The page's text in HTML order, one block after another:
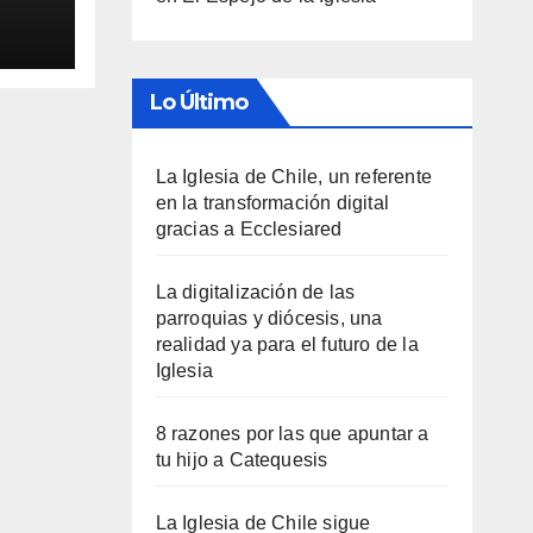
Lo Último
La Iglesia de Chile, un referente
en la transformación digital
gracias a Ecclesiared
La digitalización de las
parroquias y diócesis, una
realidad ya para el futuro de la
Iglesia
8 razones por las que apuntar a
tu hijo a Catequesis
La Iglesia de Chile sigue